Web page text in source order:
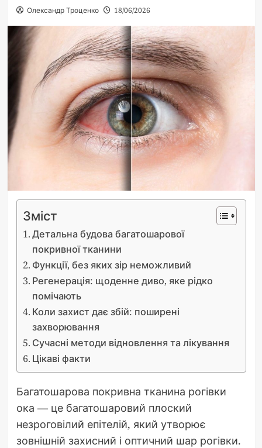
Олександр Троценко 18/06/2026
Зміст
Детальна будова багатошарової
покривної тканини
Функції, без яких зір неможливий
Регенерація: щоденне диво, яке рідко
помічають
Коли захист дає збій: поширені
захворювання
Сучасні методи відновлення та лікування
Цікаві факти
Багатошарова покривна тканина рогівки
ока — це багатошаровий плоский
незроговілий епітелій, який утворює
зовнішній захисний і оптичний шар рогівки.